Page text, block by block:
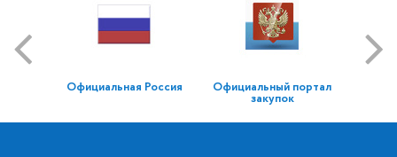
Официальная Россия Официальный портал
закупок